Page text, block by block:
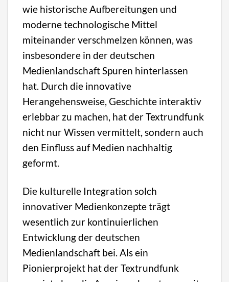
wie historische Aufbereitungen und
moderne technologische Mittel
miteinander verschmelzen können, was
insbesondere in der deutschen
Medienlandschaft Spuren hinterlassen
hat. Durch die innovative
Herangehensweise, Geschichte interaktiv
erlebbar zu machen, hat der Textrundfunk
nicht nur Wissen vermittelt, sondern auch
den Einfluss auf Medien nachhaltig
geformt.
Die kulturelle Integration solch
innovativer Medienkonzepte trägt
wesentlich zur kontinuierlichen
Entwicklung der deutschen
Medienlandschaft bei. Als ein
Pionierprojekt hat der Textrundfunk